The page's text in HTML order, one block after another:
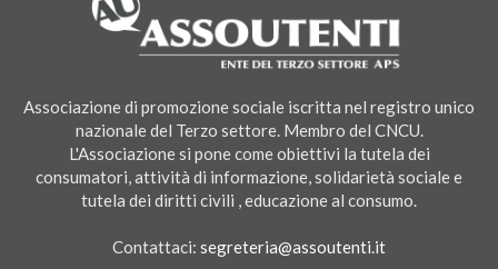
Associazione di promozione sociale iscritta nel registro unico
nazionale del Terzo settore. Membro del CNCU.
L'Associazione si pone come obiettivi la tutela dei
consumatori, attività di informazione, solidarietà sociale e
tutela dei diritti civili , educazione al consumo.
Contattaci: segreteria@assoutenti.it